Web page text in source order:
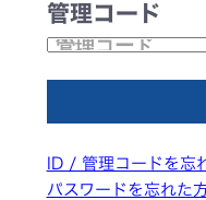
管理コード
ID / 管理コードを忘
パスワードを忘れた